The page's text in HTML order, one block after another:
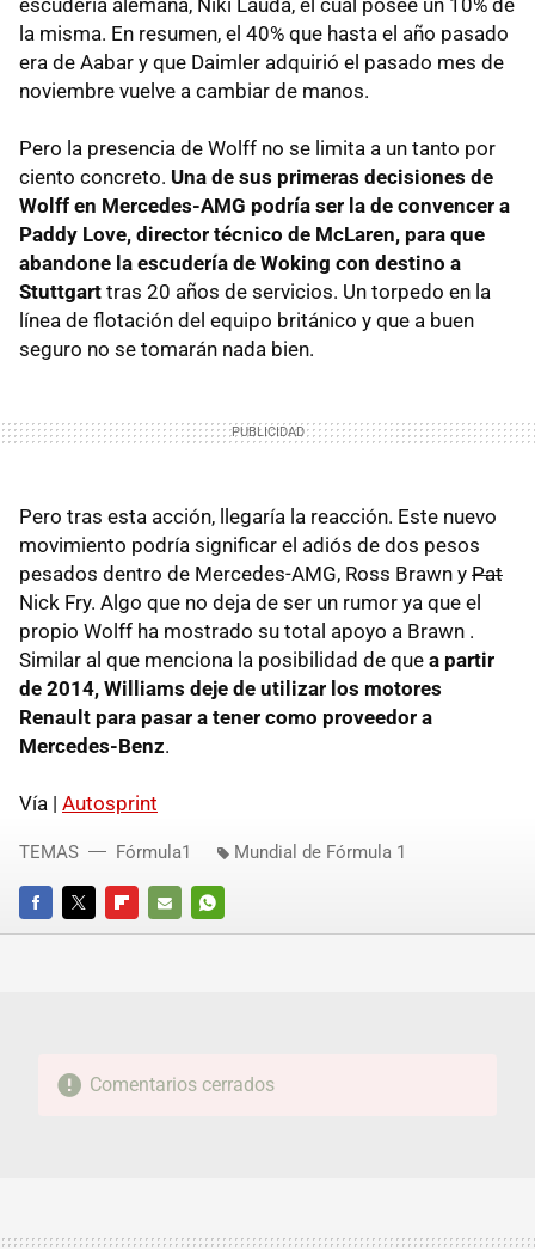
la misma. En resumen, el 40% que hasta el año pasado
era de Aabar y que Daimler adquirió el pasado mes de
noviembre vuelve a cambiar de manos.
Pero la presencia de Wolff no se limita a un tanto por
ciento concreto. Una de sus primeras decisiones de
Wolff en Mercedes-AMG podría ser la de convencer a
Paddy Love, director técnico de McLaren, para que
abandone la escudería de Woking con destino a
Stuttgart tras 20 años de servicios. Un torpedo en la
línea de flotación del equipo británico y que a buen
seguro no se tomarán nada bien.
Pero tras esta acción, llegaría la reacción. Este nuevo
movimiento podría significar el adiós de dos pesos
pesados dentro de Mercedes-AMG, Ross Brawn y Pat
Nick Fry. Algo que no deja de ser un rumor ya que el
propio Wolff ha mostrado su total apoyo a Brawn .
Similar al que menciona la posibilidad de que a partir
de 2014, Williams deje de utilizar los motores
Renault para pasar a tener como proveedor a
Mercedes-Benz.
Vía | Autosprint
FACEBOOKTWITTERFLIPBOARD
E-
WHATSAPP
TEMAS Fórmula1 Mundial de Fórmula 1
Comentarios cerrados